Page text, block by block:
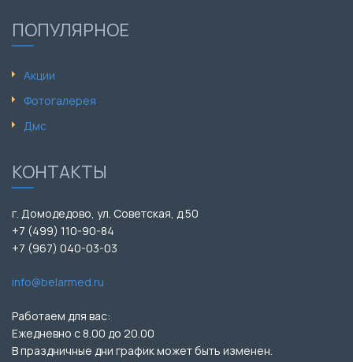
ПОПУЛЯРНОЕ
Акции
Фотогалерея
Дмс
КОНТАКТЫ
г. Домодедово, ул. Советская, д.50
+7 (499) 110-90-84
+7 (967) 040-03-03
info@belarmed.ru
Работаем для вас:
Ежедневно с 8.00 до 20.00
В праздничные дни график может быть изменен.